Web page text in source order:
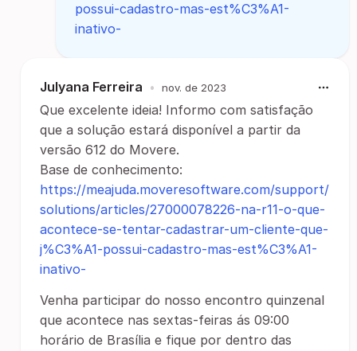
possui-cadastro-mas-est%C3%A1-
inativo-
Julyana Ferreira • nov. de 2023
Que excelente ideia! Informo com satisfação
que a solução estará disponível a partir da
versão 612 do Movere.
Base de conhecimento:
https://meajuda.moveresoftware.com/support/
solutions/articles/27000078226-na-r11-o-que-
acontece-se-tentar-cadastrar-um-cliente-que-
j%C3%A1-possui-cadastro-mas-est%C3%A1-
inativo-
Venha participar do nosso encontro quinzenal
que acontece nas sextas-feiras ás 09:00
horário de Brasília e fique por dentro das